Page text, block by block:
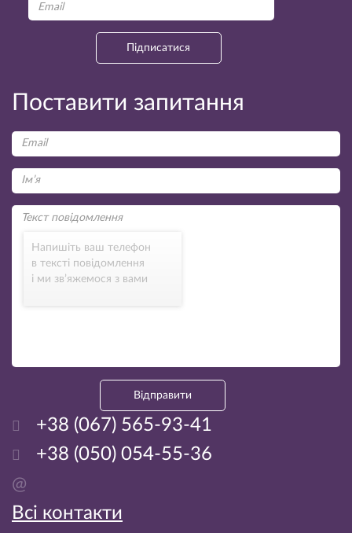
Підписатися
Поставити запитання
Напишіть ваш телефон
в тексті повідомлення
і ми зв’яжемося з вами
Відправити
+38 (067) 565-93-41
+38 (050) 054-55-36
@
Всі контакти